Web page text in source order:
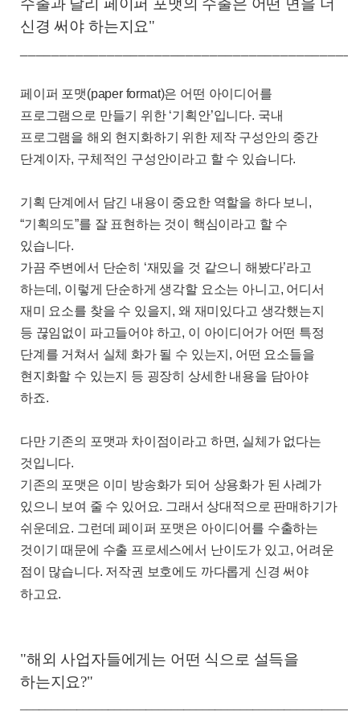
수출과 달리 페이퍼 포맷의 수출은 어떤 면을 더
신경 써야 하는지요"
페이퍼 포맷(paper format)은 어떤 아이디어를
프로그램으로 만들기 위한 ‘기획안’입니다. 국내
프로그램을 해외 현지화하기 위한 제작 구성안의 중간
단계이자, 구체적인 구성안이라고 할 수 있습니다.
기획 단계에서 담긴 내용이 중요한 역할을 하다 보니 ,
“기획의도”를 잘 표현하는 것이 핵심이라고 할 수
있습니다.
가끔 주변에서 단순히 ‘재밌을 것 같으니 해봤다’라고
하는데 , 이렇게 단순하게 생각할 요소는 아니고, 어디서
재미 요소를 찾을 수 있을지 , 왜 재미있다고 생각했는지
등 끊임없이 파고들어야 하고, 이 아이디어가 어떤 특정
단계를 거쳐서 실체 화가 될 수 있는지 , 어떤 요소들을
현지화할 수 있는지 등 굉장히 상세한 내용을 담아야
하죠.
다만 기존의 포맷과 차이점이라고 하면, 실체가 없다는
것입니다.
기존의 포맷은 이미 방송화가 되어 상용화가 된 사례가
있으니 보여 줄 수 있어요. 그래서 상대적으로 판매하기가
쉬운데요. 그런데 페이퍼 포맷은 아이디어를 수출하는
것이기 때문에 수출 프로세스에서 난이도가 있고, 어려운
점이 많습니다. 저작권 보호에도 까다롭게 신경 써야
하고요.
"해외 사업자들에게는 어떤 식으로 설득을
하는지요?"